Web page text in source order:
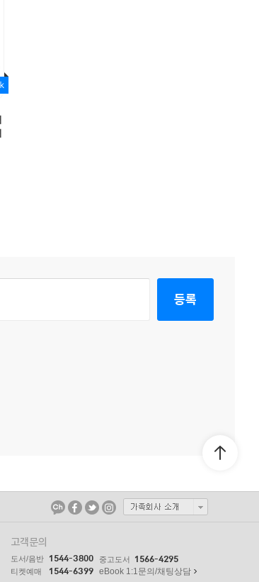
등록
고객문의
도서/음반 1544-3800 중고도서 1566-4295
티켓예매 1544-6399 eBook 1:1문의/채팅상담